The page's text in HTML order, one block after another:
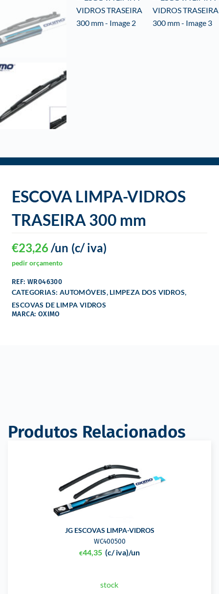
ESCOVA LIMPA-VIDROS
TRASEIRA 300 mm
€23,26 (c/ iva)
/un
pedir orçamento
REF: WR046300
CATEGORIAS: AUTOMÓVEIS, LIMPEZA DOS VIDROS,
ESCOVAS DE LIMPA VIDROS
MARCA: OXIMO
Produtos Relacionados
JG ESCOVAS LIMPA-VIDROS
WC400500
€44,35 (c/ iva)/un
stock